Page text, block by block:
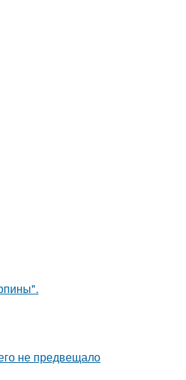
не предвещало